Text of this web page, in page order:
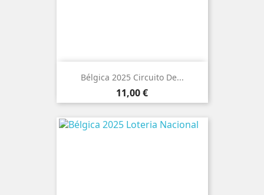
Bélgica 2025 Circuito De...
Preço
11,00 €